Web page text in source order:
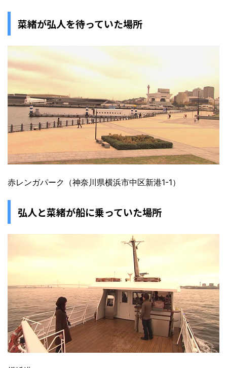
菜緒が弘人を待っていた場所
赤レンガパーク（神奈川県横浜市中区新港1-1）
弘人と菜緒が船に乗っていた場所